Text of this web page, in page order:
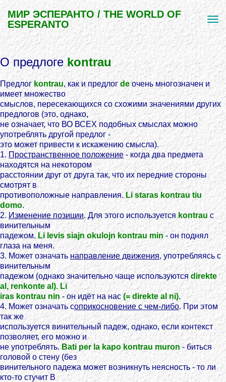
МИР ЭСПЕРАНТО / THE WORLD OF
ESPERANTO
О предлогеkontrau
Предлог kontrau, как и предлогdeочень многозначен и
имеет множество
смыслов, пересекающихся со схожими значениями других
предлогов (это, однако,
не означает, что ВО ВСЕХ подобных смыслах можно
употреблять другой предлог -
это может привести к искажению смысла).
1.Пространственное положение- когда два предмета
находятся на некотором
расстоянии друг от друга так, что их передние стороны
смотрят в
противоположные направления.Li staras kontrau tiu
domo.
2. Изменение позиции. Для этого используетсяkontrau с
винительным
падежом.Li levis siajn okulojn kontrau min- он поднял
глаза на меня.
3. Может означатьнаправление движения, употребляясь с
винительным
падежом (однако значительно чаще используютсяdirekte
al, renkonte al). Li
iras kontrau nin- он идёт на нас(= direkte al ni).
4. Может означать соприкосновение с чем-либо. При этом
так же
используется винительный падеж, однако, если контекст
позволяет, его можно и
не употреблять. Bati per la kapo kontrau muron- биться
головой о стену (без
винительного падежа может возникнуть неясность - то ли
кто-то стучит В